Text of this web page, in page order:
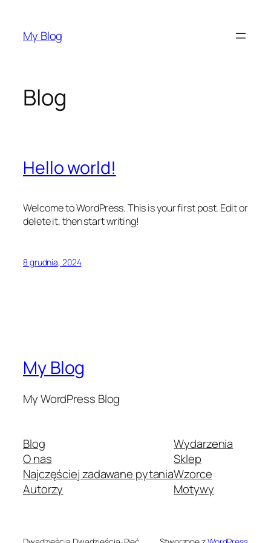
treściMy Blog
Blog
Hello world!
Welcome to WordPress. This is your first post. Edit or
delete it, then start writing!
8 grudnia, 2024
My Blog
My WordPress Blog
Blog
O nas
Najczęściej zadawane pytania
Autorzy
Wydarzenia
Sklep
Wzorce
Motywy